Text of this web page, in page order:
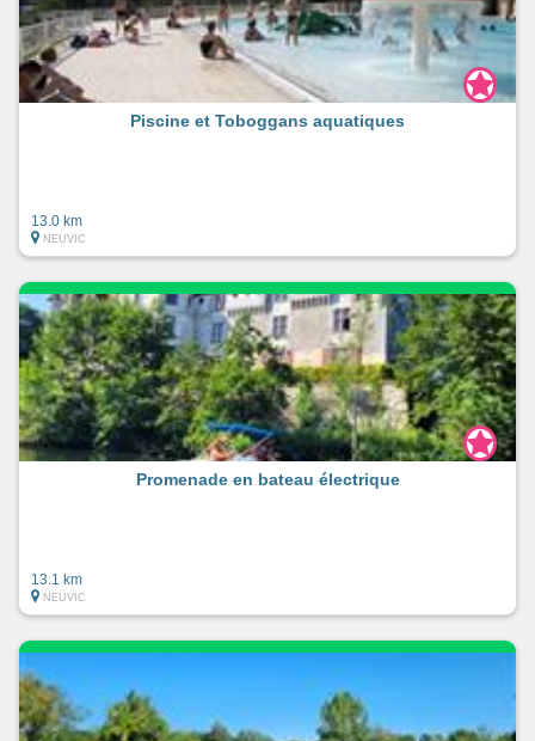
Piscine et Toboggans aquatiques
13.0 km
NEUVIC
Promenade en bateau électrique
13.1 km
NEUVIC